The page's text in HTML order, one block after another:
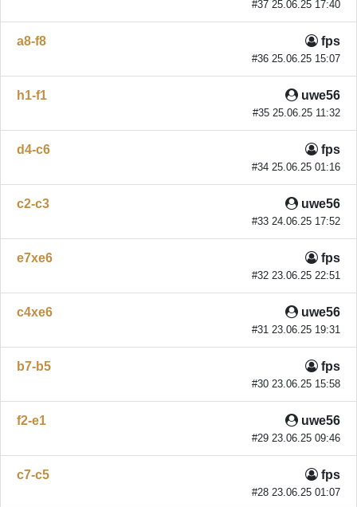
#37 25.06.25 17:40
fps
#36 25.06.25 15:07
a8-f8
uwe56
#35 25.06.25 11:32
h1-f1
fps
#34 25.06.25 01:16
d4-c6
uwe56
#33 24.06.25 17:52
c2-c3
fps
#32 23.06.25 22:51
e7xe6
uwe56
#31 23.06.25 19:31
c4xe6
fps
#30 23.06.25 15:58
b7-b5
uwe56
#29 23.06.25 09:46
f2-e1
fps
#28 23.06.25 01:07
c7-c5